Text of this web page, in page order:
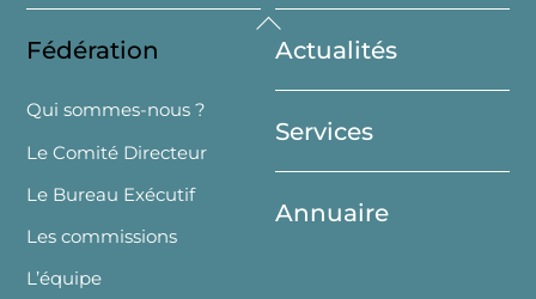
Back
To
Top
Fédération
Qui sommes-nous ?
Le Comité Directeur
Le Bureau Exécutif
Les commissions
L’équipe
Actualités
Services
Annuaire